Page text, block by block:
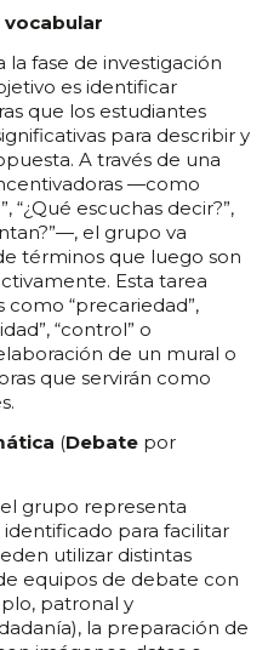
la fase de investigación
es identificar
que los estudiantes
para describir y
A través de una
—como
“¿Qué escuchas decir?”,
el grupo va
términos que luego son
Esta tarea
“precariedad”,
“control” o
de un mural o
que servirán como
(Debate por
grupo representa
para facilitar
utilizar distintas
equipos de debate con
patronal y
la preparación de